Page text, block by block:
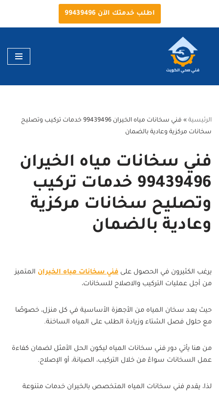
تخطى
المحتوى
اطلب خدمتك الآن 99439496
الرئيسية »
فني سخانات مياه الخيران 99439496 خدمات تركيب وتصليح
سخانات مركزية وعادية بالضمان
فني سخانات مياه الخيران
99439496 خدمات تركيب
وتصليح سخانات مركزية
وعادية بالضمان
يرغب الكثيرون في الحصول على فني سخانات مياه الخيران المتميز
من أجل عمليات التركيب والاصلاح للسخانات،
حيث يعد سخان المياه من الأجهزة الأساسية في كل منزل، خصوصًا
مع حلول فصل الشتاء وزيادة الطلب على المياه الساخنة.
من هنا يأتي دور فني سخانات المياه ليكون الحل الأمثل لضمان كفاءة
عمل السخانات سواءً من خلال التركيب، الصيانة، أو الإصلاح.
لذا، يقدم فني سخانات المياه المتخصص بالخيران خدمات متنوعة